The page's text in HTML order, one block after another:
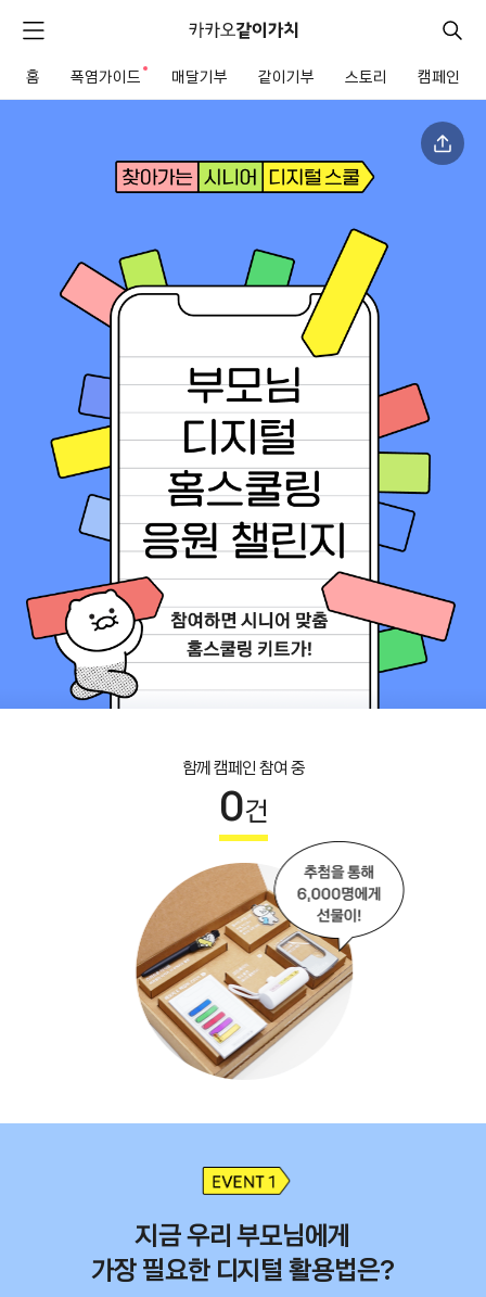
메
펼
치
카
오
이
가
검
체
홈 폭염가이드새로운 알림
매달기부 같이기부 스토리 캠페인
함께 캠페인 참여 중
0건
지금 우리 부모님에게
가장 필요한 디지털 활용법은?